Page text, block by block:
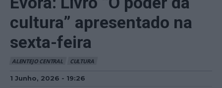
cultura” apresentado na
sexta-feira
ALENTEJO CENTRAL CULTURA
1 Junho, 2026 - 19:26